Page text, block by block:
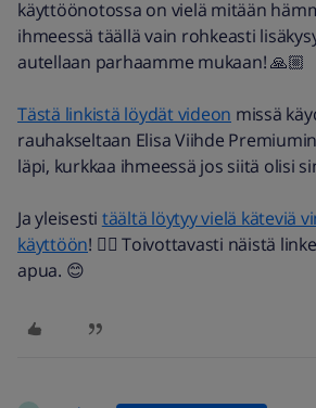
käyttöönotossa on vielä mitään
ihmeessä täällä vain rohkeasti
autellaan parhaamme mukaan! 🙏🏼
Tästä linkistä löydät videon missä
rauhakseltaan Elisa Viihde
läpi, kurkkaa ihmeessä jos siitä olisi
Ja yleisesti täältä löytyy vielä käteviä
käyttöön! 👍🏼 Toivottavasti näistä
apua. 😊